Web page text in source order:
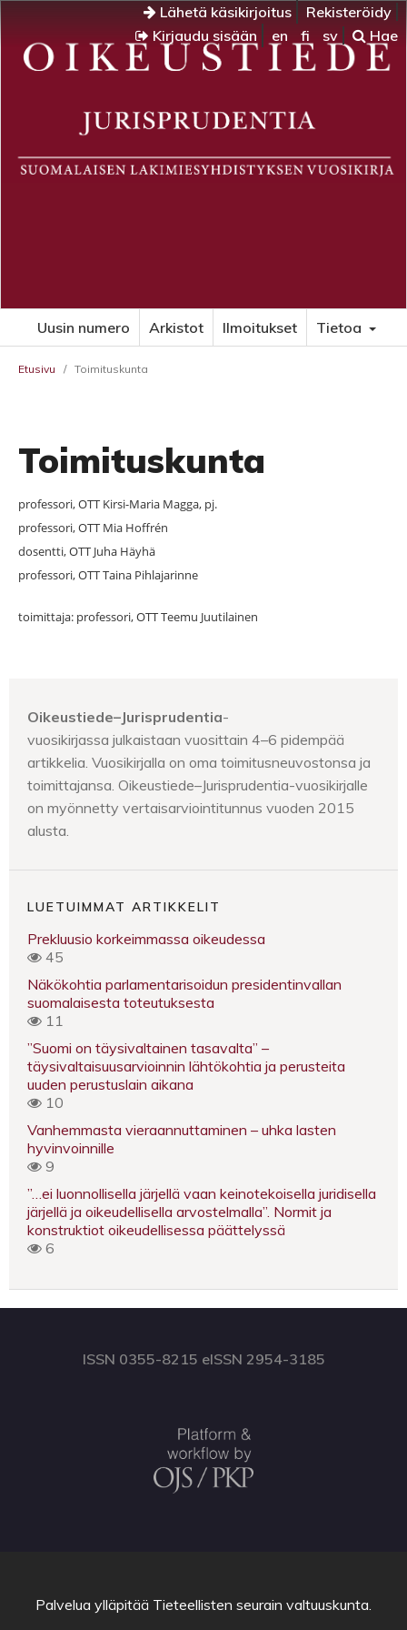
Lähetä käsikirjoitus
Rekisteröidy
Kirjaudu sisään
en fi sv Hae
Uusin numero Arkistot Ilmoitukset Tietoa
Etusivu / Toimituskunta
Toimituskunta
professori, OTT Kirsi-Maria Magga, pj.
professori, OTT Mia Hoffrén
dosentti, OTT Juha Häyhä
professori, OTT Taina Pihlajarinne
toimittaja: professori, OTT Teemu Juutilainen
Oikeustiede–Jurisprudentia-
vuosikirjassa julkaistaan vuosittain 4–6 pidempää
artikkelia. Vuosikirjalla on oma toimitusneuvostonsa ja
toimittajansa. Oikeustiede–Jurisprudentia-vuosikirjalle
on myönnetty vertaisarviointitunnus vuoden 2015
alusta.
LUETUIMMAT ARTIKKELIT
Prekluusio korkeimmassa oikeudessa
45
Näkökohtia parlamentarisoidun presidentinvallan
suomalaisesta toteutuksesta
11
”Suomi on täysivaltainen tasavalta” –
täysivaltaisuusarvioinnin lähtökohtia ja perusteita
uuden perustuslain aikana
10
Vanhemmasta vieraannuttaminen – uhka lasten
hyvinvoinnille
9
”…ei luonnollisella järjellä vaan keinotekoisella juridisella
järjellä ja oikeudellisella arvostelmalla”. Normit ja
konstruktiot oikeudellisessa päättelyssä
6
ISSN 0355-8215 eISSN 2954-3185
Palvelua ylläpitää Tieteellisten seurain valtuuskunta